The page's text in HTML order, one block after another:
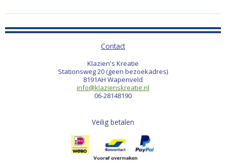
Contact
Klazien's Kreatie
Stationsweg 20 (geen bezoekadres)
8191AH Wapenveld
info@klazienskreatie.nl
06-28148190
Veilig betalen